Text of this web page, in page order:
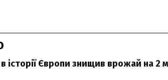
історії Європи знищив врожай на 2